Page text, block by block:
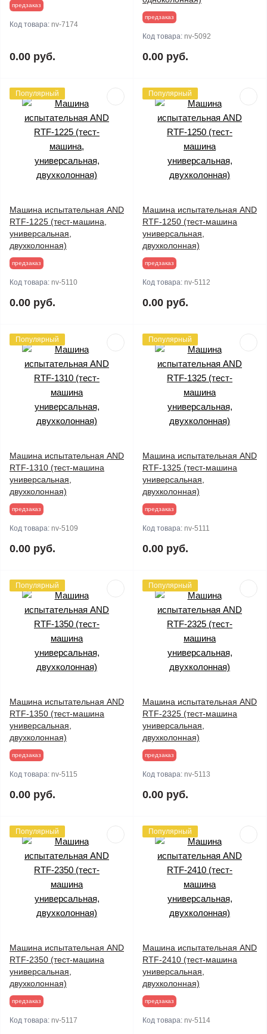
предзаказ
Код товара: nv-7174
0.00 руб.
предзаказ
Код товара: nv-5092
0.00 руб.
Популярный
Машина испытательная AND
RTF-1225 (тест-машина,
универсальная,
двухколонная)
предзаказ
Код товара: nv-5110
0.00 руб.
Популярный
Машина испытательная AND
RTF-1250 (тест-машина
универсальная,
двухколонная)
предзаказ
Код товара: nv-5112
0.00 руб.
Популярный
Машина испытательная AND
RTF-1310 (тест-машина
универсальная,
двухколонная)
предзаказ
Код товара: nv-5109
0.00 руб.
Популярный
Машина испытательная AND
RTF-1325 (тест-машина
универсальная,
двухколонная)
предзаказ
Код товара: nv-5111
0.00 руб.
Популярный
Машина испытательная AND
RTF-1350 (тест-машина
универсальная,
двухколонная)
предзаказ
Код товара: nv-5115
0.00 руб.
Популярный
Машина испытательная AND
RTF-2325 (тест-машина
универсальная,
двухколонная)
предзаказ
Код товара: nv-5113
0.00 руб.
Популярный
Машина испытательная AND
RTF-2350 (тест-машина
универсальная,
двухколонная)
предзаказ
Код товара: nv-5117
Популярный
Машина испытательная AND
RTF-2410 (тест-машина
универсальная,
двухколонная)
предзаказ
Код товара: nv-5114